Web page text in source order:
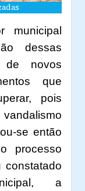
municipal
dessas
de novos
que
pois
se então
processo
constatado
a